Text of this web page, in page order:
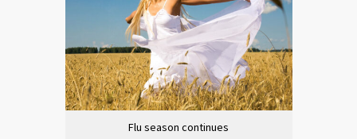
Flu season continues